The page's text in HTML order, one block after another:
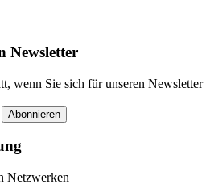
Newsletter
wenn Sie sich für unseren Newsletter
Abonnieren
Netzwerken